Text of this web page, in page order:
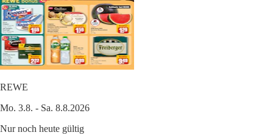
REWE
Mo. 3.8. - Sa. 8.8.2026
Nur noch heute gültig